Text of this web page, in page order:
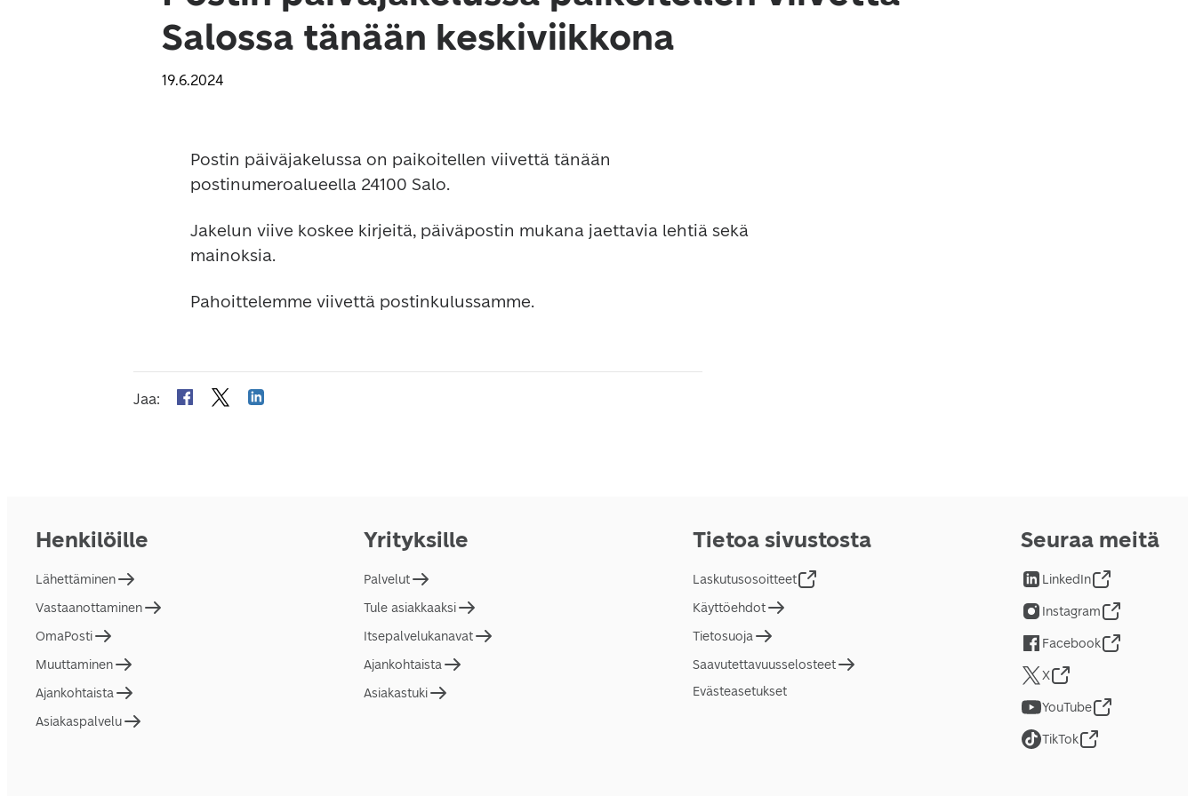
Salossa tänään keskiviikkona
19.6.2024
Postin päiväjakelussa on paikoitellen viivettä tänään
postinumeroalueella 24100 Salo.
Jakelun viive koskee kirjeitä, päiväpostin mukana jaettavia lehtiä sekä
mainoksia.
Pahoittelemme viivettä postinkulussamme.
Jaa:
Henkilöille
Lähettäminen
Vastaanottaminen
OmaPosti
Muuttaminen
Ajankohtaista
Asiakaspalvelu
Yrityksille
Palvelut
Tule asiakkaaksi
Itsepalvelukanavat
Ajankohtaista
Asiakastuki
Tietoa sivustosta
Laskutusosoitteet
Käyttöehdot
Tietosuoja
Saavutettavuusselosteet
Evästeasetukset
Seuraa meitä
LinkedIn
Instagram
Facebook
X
YouTube
TikTok